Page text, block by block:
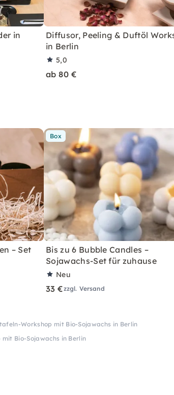
in
Diffusor, Peeling & Duftöl
in Berlin
5,0
ab 80 €
– Set
Box
Bis zu 6 Bubble Candles –
Sojawachs-Set für zuhause
Neu
33 €zzgl. Versand
Workshop mit Bio-Sojawachs in Berlin
Bio-Sojawachs in Berlin